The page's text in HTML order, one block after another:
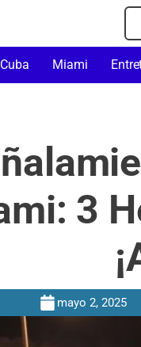
Cuba Miami
3
mayo 2, 2025